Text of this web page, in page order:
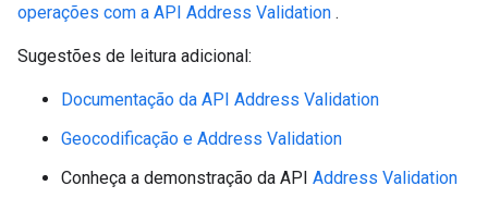
operações com a API Address Validation .
Sugestões de leitura adicional:
Documentação da API Address Validation
Geocodificação e Address Validation
Conheça a demonstração da API Address Validation